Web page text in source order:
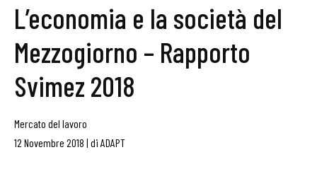
L’economia e la società del
Mezzogiorno – Rapporto
Svimez 2018
Mercato del lavoro
12 Novembre 2018 | di ADAPT